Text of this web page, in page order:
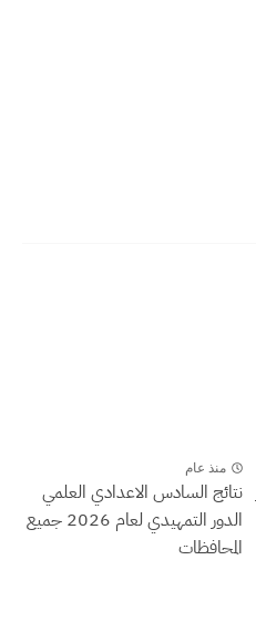
منذ عام
نتائج السادس الاعدادي العلمي
الدور التمهيدي لعام 2026 جميع
المحافظات